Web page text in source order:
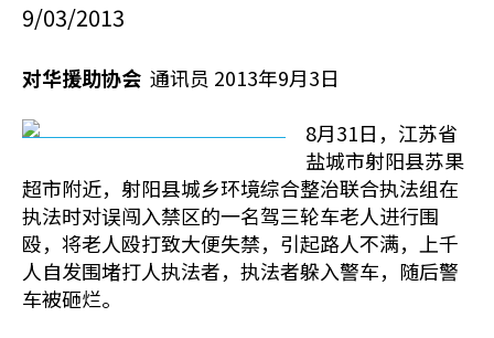
9/03/2013
对华援助协会 通讯员 2013年9月3日
8月31日，江苏省
盐城市射阳县苏果
超市附近，射阳县城乡环境综合整治联合执法组在
执法时对误闯入禁区的一名驾三轮车老人进行围
殴，将老人殴打致大便失禁，引起路人不满，上千
人自发围堵打人执法者，执法者躲入警车，随后警
车被砸烂。